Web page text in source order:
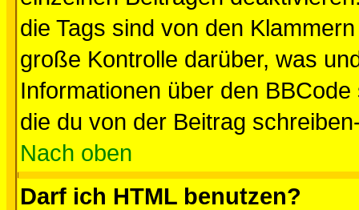
die Tags sind von den
große Kontrolle darüber, was
Informationen über den
die du von der Beitrag
Nach oben
Darf ich HTML benutzen?